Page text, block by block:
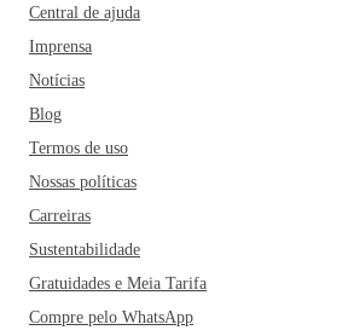
Central de ajuda
Imprensa
Notícias
Blog
Termos de uso
Nossas políticas
Carreiras
Sustentabilidade
Gratuidades e Meia Tarifa
Compre pelo WhatsApp